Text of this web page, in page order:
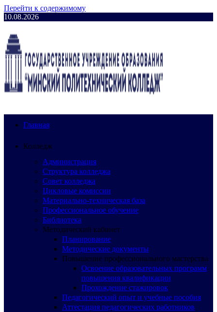
Перейти к содержимому
10.08.2026
Главная
Колледж
Администрация
Структура колледжа
Совет колледжа
Цикловые комиссии
Материально-техническая база
Профессиональное обучение
Библиотека
Методический кабинет
Планирование
Методические документы
Повышение профессионального мастерства
Освоение образовательных программ
повышения квалификации
Прохождение стажировок
Педагогический опыт и учебные пособия
Аттестация педагогических работников